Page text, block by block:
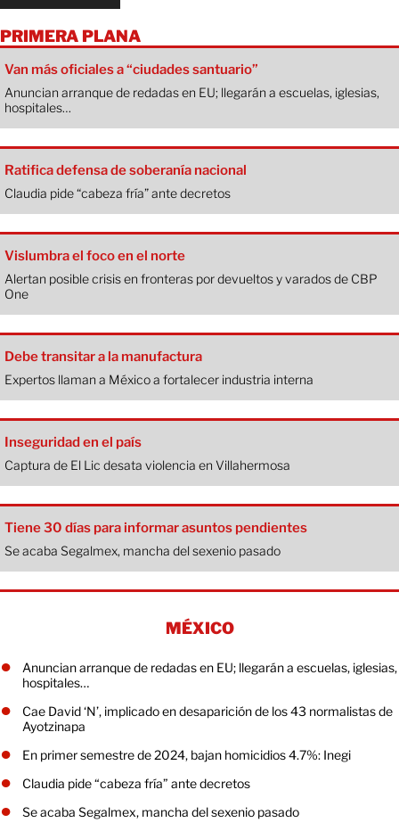
PRIMERA PLANA
Van más oficiales a “ciudades santuario”
Anuncian arranque de redadas en EU; llegarán a escuelas, iglesias,
hospitales…
Ratifica defensa de soberanía nacional
Claudia pide “cabeza fría” ante decretos
Vislumbra el foco en el norte
Alertan posible crisis en fronteras por devueltos y varados de CBP
One
Debe transitar a la manufactura
Expertos llaman a México a fortalecer industria interna
Inseguridad en el país
Captura de El Lic desata violencia en Villahermosa
Tiene 30 días para informar asuntos pendientes
Se acaba Segalmex, mancha del sexenio pasado
MÉXICO
Anuncian arranque de redadas en EU; llegarán a escuelas, iglesias,
hospitales…
Cae David ‘N’, implicado en desaparición de los 43 normalistas de
Ayotzinapa
En primer semestre de 2024, bajan homicidios 4.7%: Inegi
Claudia pide “cabeza fría” ante decretos
Se acaba Segalmex, mancha del sexenio pasado